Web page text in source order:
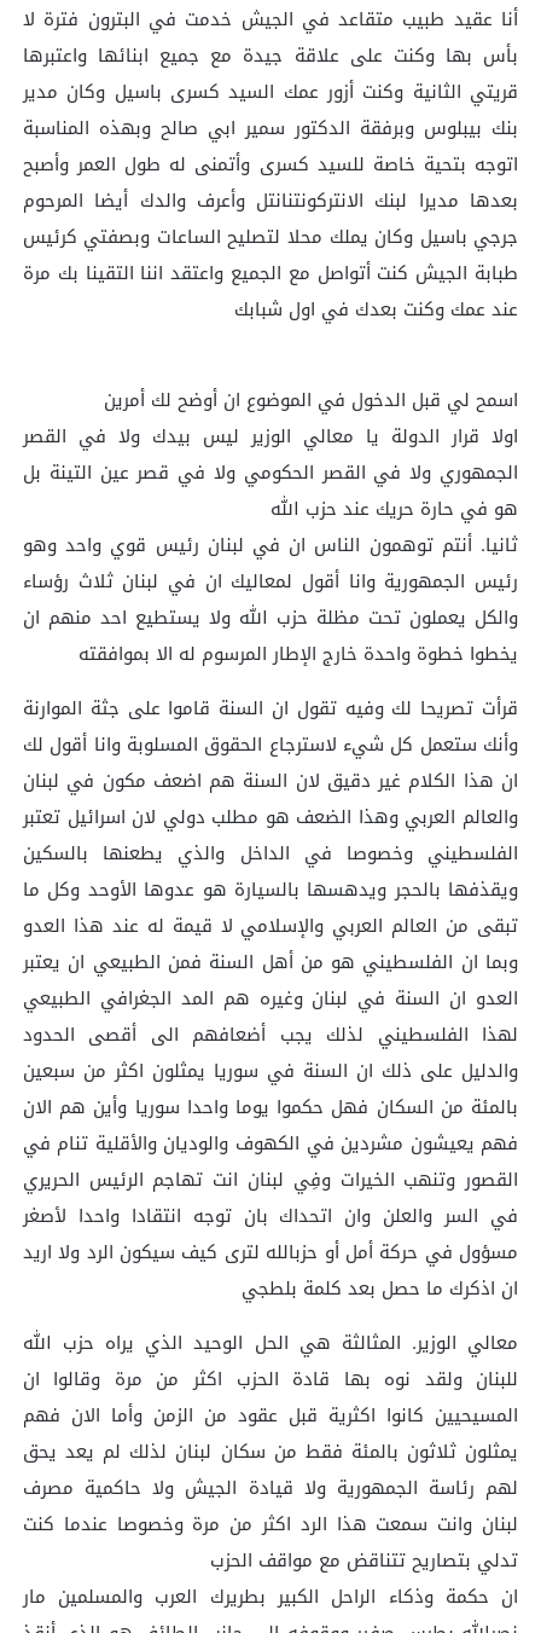
أنا عقيد طبيب متقاعد في الجيش خدمت في البترون فترة لا
بأس بها وكنت على علاقة جيدة مع جميع ابنائها واعتبرها
قريتي الثانية وكنت أزور عمك السيد كسرى باسيل وكان مدير
بنك بيبلوس وبرفقة الدكتور سمير ابي صالح وبهذه المناسبة
اتوجه بتحية خاصة للسيد كسرى وأتمنى له طول العمر وأصبح
بعدها مديرا لبنك الانتركونتنانتل وأعرف والدك أيضا المرحوم
جرجي باسيل وكان يملك محلا لتصليح الساعات وبصفتي كرئيس
طبابة الجيش كنت أتواصل مع الجميع واعتقد اننا التقينا بك مرة
عند عمك وكنت بعدك في اول شبابك
اسمح لي قبل الدخول في الموضوع ان أوضح لك أمرين
اولا قرار الدولة يا معالي الوزير ليس بيدك ولا في القصر
الجمهوري ولا في القصر الحكومي ولا في قصر عين التينة بل
هو في حارة حريك عند حزب الله
ثانيا. أنتم توهمون الناس ان في لبنان رئيس قوي واحد وهو
رئيس الجمهورية وانا أقول لمعاليك ان في لبنان ثلاث رؤساء
والكل يعملون تحت مظلة حزب الله ولا يستطيع احد منهم ان
يخطوا خطوة واحدة خارج الإطار المرسوم له الا بموافقته
قرأت تصريحا لك وفيه تقول ان السنة قاموا على جثة الموارنة
وأنك ستعمل كل شيء لاسترجاع الحقوق المسلوبة وانا أقول لك
ان هذا الكلام غير دقيق لان السنة هم اضعف مكون في لبنان
والعالم العربي وهذا الضعف هو مطلب دولي لان اسرائيل تعتبر
الفلسطيني وخصوصا في الداخل والذي يطعنها بالسكين
ويقذفها بالحجر ويدهسها بالسيارة هو عدوها الأوحد وكل ما
تبقى من العالم العربي والإسلامي لا قيمة له عند هذا العدو
وبما ان الفلسطيني هو من أهل السنة فمن الطبيعي ان يعتبر
العدو ان السنة في لبنان وغيره هم المد الجغرافي الطبيعي
لهذا الفلسطيني لذلك يجب أضعافهم الى أقصى الحدود
والدليل على ذلك ان السنة في سوريا يمثلون اكثر من سبعين
بالمئة من السكان فهل حكموا يوما واحدا سوريا وأين هم الان
فهم يعيشون مشردين في الكهوف والوديان والأقلية تنام في
القصور وتنهب الخيرات وفِي لبنان انت تهاجم الرئيس الحريري
في السر والعلن وان اتحداك بان توجه انتقادا واحدا لأصغر
مسؤول في حركة أمل أو حزبالله لترى كيف سيكون الرد ولا اريد
ان اذكرك ما حصل بعد كلمة بلطجي
معالي الوزير. المثالثة هي الحل الوحيد الذي يراه حزب الله
للبنان ولقد نوه بها قادة الحزب اكثر من مرة وقالوا ان
المسيحيين كانوا اكثرية قبل عقود من الزمن وأما الان فهم
يمثلون ثلاثون بالمئة فقط من سكان لبنان لذلك لم يعد يحق
لهم رئاسة الجمهورية ولا قيادة الجيش ولا حاكمية مصرف
لبنان وانت سمعت هذا الرد اكثر من مرة وخصوصا عندما كنت
تدلي بتصاريح تتناقض مع مواقف الحزب
ان حكمة وذكاء الراحل الكبير بطريرك العرب والمسلمين مار